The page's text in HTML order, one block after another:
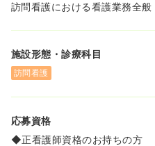
訪問看護における看護業務全般
施設形態・診療科目
訪問看護
応募資格
◆正看護師資格のお持ちの方